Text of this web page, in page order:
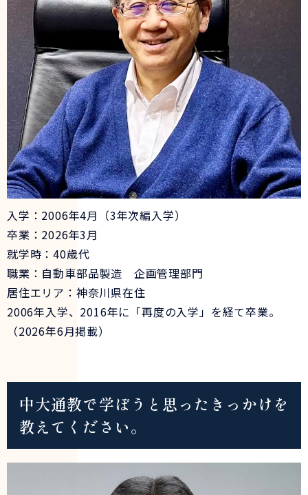
入学：2006年4月（3年次編入学）
卒業：2026年3月
就学時：40歳代
職業：自動車部品製造 企画管理部門
居住エリア：神奈川県在住
2006年入学、2016年に「再度の入学」を経て卒業。
（2026年6月掲載）
中大通教で学ぼうと思ったきっかけを
教えてください。